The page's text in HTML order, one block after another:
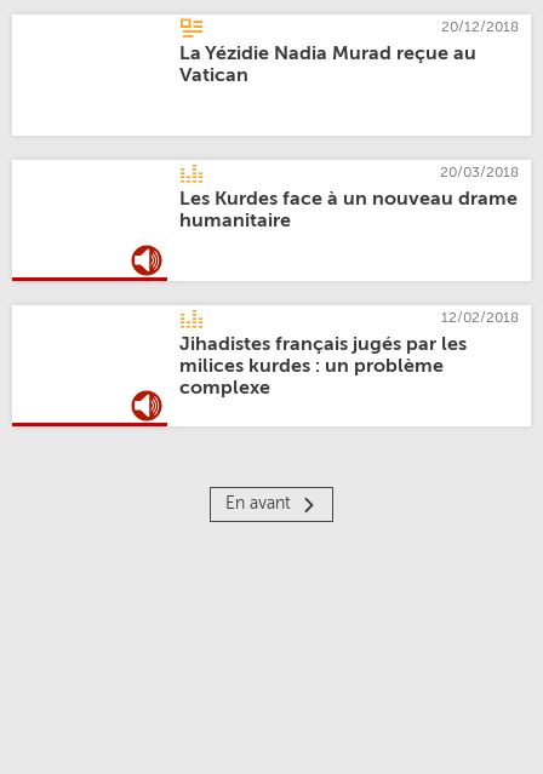
20/12/2018
La Yézidie Nadia Murad reçue au
Vatican
20/03/2018
Les Kurdes face à un nouveau drame
humanitaire
12/02/2018
Jihadistes français jugés par les
milices kurdes : un problème
complexe
En avant